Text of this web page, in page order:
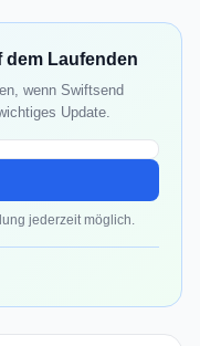
dem Laufenden
wenn Swiftsend
Update.
jederzeit möglich.